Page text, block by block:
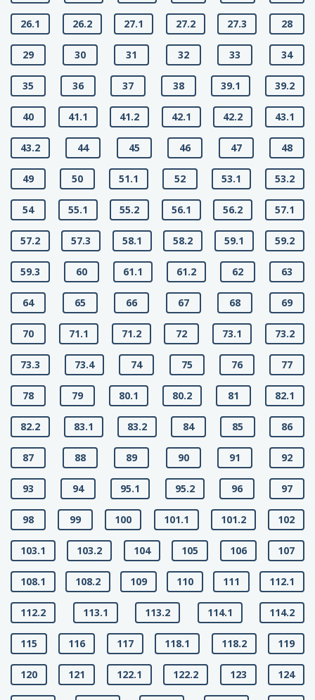
26.1 26.2 27.1 27.2 27.3 28
29 30 31 32 33 34
35 36 37 38 39.1 39.2
40 41.1 41.2 42.1 42.2 43.1
43.2 44 45 46 47 48
49 50 51.1 52 53.1 53.2
54 55.1 55.2 56.1 56.2 57.1
57.2 57.3 58.1 58.2 59.1 59.2
59.3 60 61.1 61.2 62 63
64 65 66 67 68 69
70 71.1 71.2 72 73.1 73.2
73.3 73.4 74 75 76 77
78 79 80.1 80.2 81 82.1
82.2 83.1 83.2 84 85 86
87 88 89 90 91 92
93 94 95.1 95.2 96 97
98 99 100 101.1 101.2 102
103.1 103.2 104 105 106 107
108.1 108.2 109 110 111 112.1
112.2 113.1 113.2 114.1 114.2
115 116 117 118.1 118.2 119
120 121 122.1 122.2 123 124